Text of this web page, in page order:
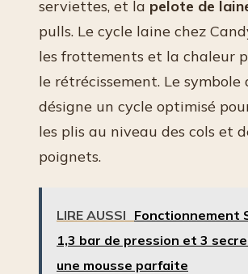
serviettes, et la pelote de
pulls. Le cycle laine chez
les frottements et la chaleur
le rétrécissement. Le symbole
désigne un cycle optimisé
les plis au niveau des cols et
poignets.
LIRE AUSSI Fonctionnement
1,3 bar de pression et 3
une mousse parfaite